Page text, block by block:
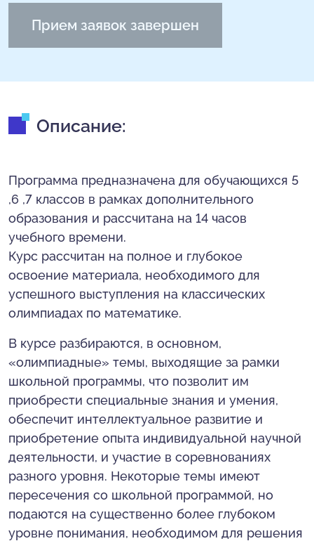
Прием заявок завершен
Описание:
Программа предназначена для обучающихся 5
,6 ,7 классов в рамках дополнительного
образования и рассчитана на 14 часов
учебного времени.
Курс рассчитан на полное и глубокое
освоение материала, необходимого для
успешного выступления на классических
олимпиадах по математике.
В курсе разбираются, в основном,
«олимпиадные» темы, выходящие за рамки
школьной программы, что позволит им
приобрести специальные знания и умения,
обеспечит интеллектуальное развитие и
приобретение опыта индивидуальной научной
деятельности, и участие в соревнованиях
разного уровня. Некоторые темы имеют
пересечения со школьной программой, но
подаются на существенно более глубоком
уровне понимания, необходимом для решения